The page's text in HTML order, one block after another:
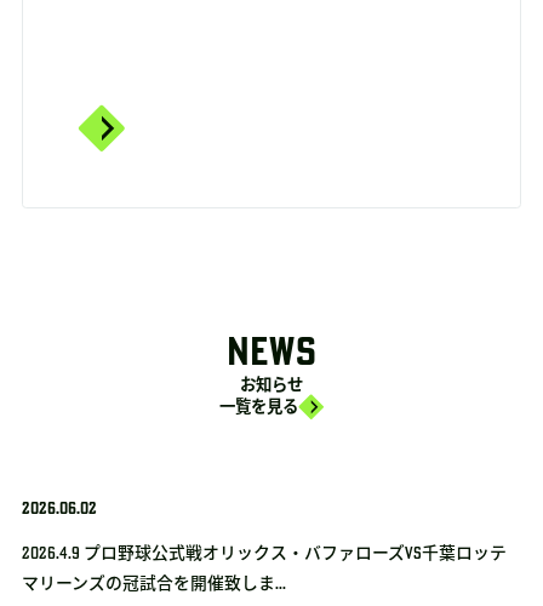
NEWS
お知らせ
一覧を見る
2026.06.02
2026.4.9 プロ野球公式戦オリックス・バファローズvs千葉ロッテ
マリーンズの冠試合を開催致しま...